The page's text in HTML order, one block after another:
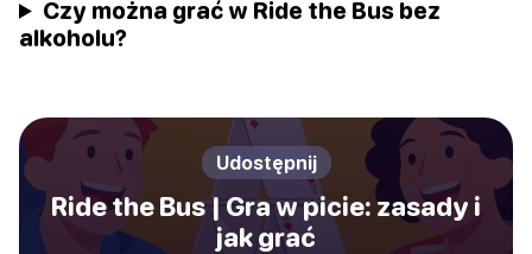
Czy można grać w Ride the Bus bez
alkoholu?
Udostępnij
Ride the Bus | Gra w picie: zasady i
jak grać